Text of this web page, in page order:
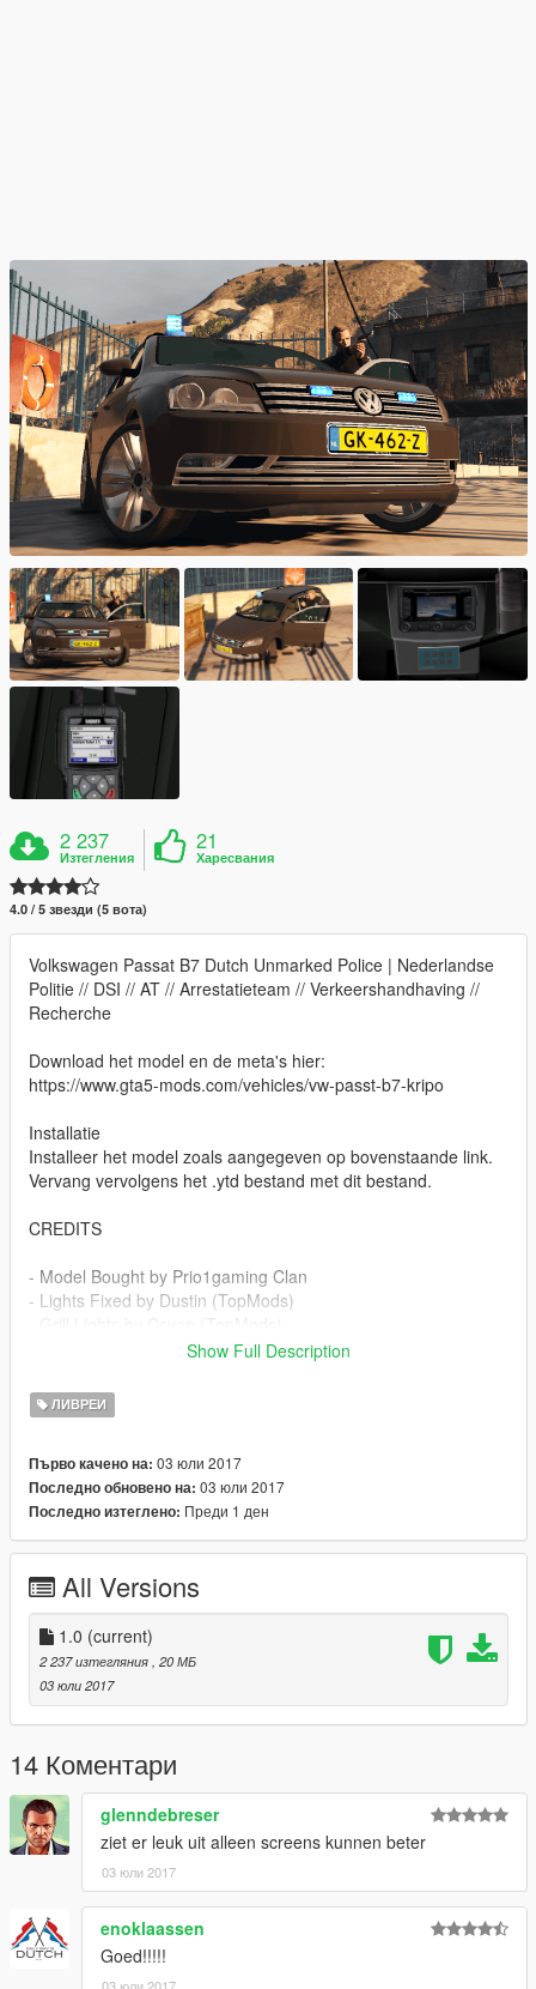
2 237
Изтегления
21
Харесвания
4.0 / 5 звезди (5 вота)
Volkswagen Passat B7 Dutch Unmarked Police | Nederlandse
Politie // DSI // AT // Arrestatieteam // Verkeershandhaving //
Recherche
Download het model en de meta's hier:
https://www.gta5-mods.com/vehicles/vw-passt-b7-kripo
Installatie
Installeer het model zoals aangegeven op bovenstaande link.
Vervang vervolgens het .ytd bestand met dit bestand.
CREDITS
- Model Bought by Prio1gaming Clan
- Lights Fixed by Dustin (TopMods)
- Mapped by Dustin (TopMods)
- Unmarked Police Version by Kompetenzz (TopMods)
- Numberplates - Milanossi
- Dutch Honac - Milanossi
Iemand suggestie's voor updates of en nieuw project?
Show Full Description
ЛИВРЕИ
Първо качено на: 03 юли 2017
Последно обновено на: 03 юли 2017
Последно изтеглено: Преди 1 ден
All Versions
1.0 (current)
2 237 изтегляния, 20 МБ
03 юли 2017
14 Коментари
glenndebreser
ziet er leuk uit alleen screens kunnen beter
03 юли 2017
enoklaassen
Goed!!!!!